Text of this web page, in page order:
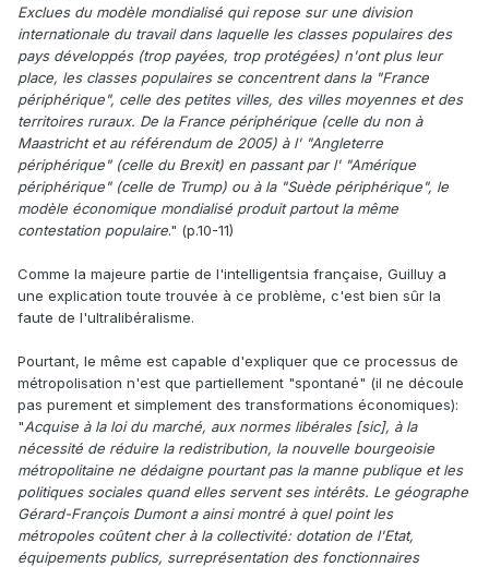
http://descartes.over-blog.fr/2017/10/catalogne-
independantisme-des-riches-indepentantisme-des-
pauvres.html
Exclues du modèle mondialisé qui repose sur une division
internationale du travail dans laquelle les classes populaires des
pays développés (trop payées, trop protégées) n'ont plus leur
place, les classes populaires se concentrent dans la "France
périphérique", celle des petites villes, des villes moyennes et des
territoires ruraux. De la France périphérique (celle du non à
Maastricht et au référendum de 2005) à l' "Angleterre
périphérique" (celle du Brexit) en passant par l' "Amérique
périphérique" (celle de Trump) ou à la "Suède périphérique", le
modèle économique mondialisé produit partout la même
contestation populaire." (p.10-11)
Comme la majeure partie de l'intelligentsia française, Guilluy a
une explication toute trouvée à ce problème, c'est bien sûr la
faute de l'ultralibéralisme.
Pourtant, le même est capable d'expliquer que ce processus de
métropolisation n'est que partiellement "spontané" (il ne découle
pas purement et simplement des transformations économiques):
"Acquise à la loi du marché, aux normes libérales [sic], à la
nécessité de réduire la redistribution, la nouvelle bourgeoisie
métropolitaine ne dédaigne pourtant pas la manne publique et les
politiques sociales quand elles servent ses intérêts. Le géographe
Gérard-François Dumont a ainsi montré à quel point les
métropoles coûtent cher à la collectivité: dotation de l'Etat,
équipements publics, surreprésentation des fonctionnaires